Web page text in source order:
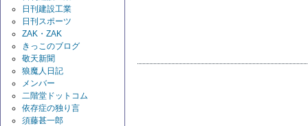
日刊建設工業
日刊スポーツ
ZAK・ZAK
きっこのブログ
敬天新聞
狼魔人日記
メンバー
二階堂ドットコム
依存症の独り言
須藤甚一郎